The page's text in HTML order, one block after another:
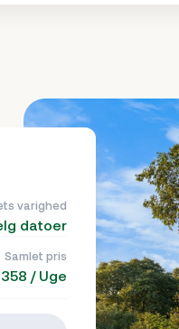
varighed
datoer
Samlet pris
/ Uge